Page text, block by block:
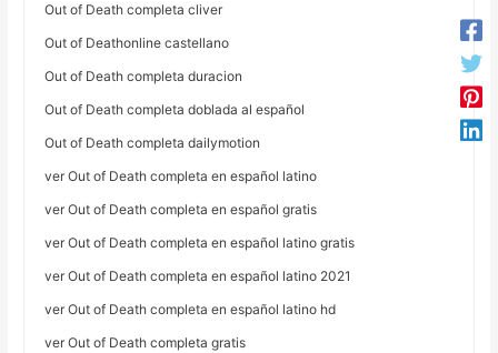
Out of Death completa cliver
Out of Deathonline castellano
Out of Death completa duracion
Out of Death completa doblada al español
Out of Death completa dailymotion
ver Out of Death completa en español latino
ver Out of Death completa en español gratis
ver Out of Death completa en español latino gratis
ver Out of Death completa en español latino 2021
ver Out of Death completa en español latino hd
ver Out of Death completa gratis